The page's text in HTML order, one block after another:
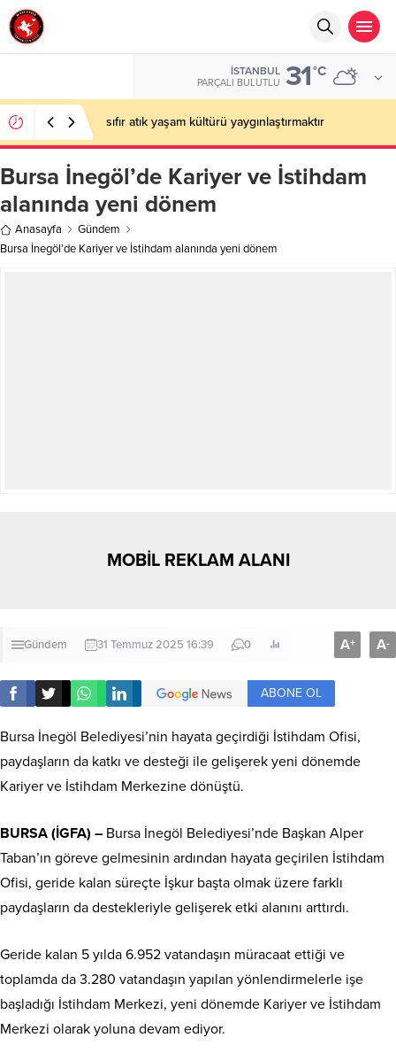
İSTANBUL
PARÇALI BULUTLU 31°C
sıfır atık yaşam kültürü yaygınlaştırmaktır
Bursa İnegöl’de Kariyer ve İstihdam
alanında yeni dönem
Anasayfa
Gündem
Bursa İnegöl’de Kariyer ve İstihdam alanında yeni dönem
MOBİL REKLAM ALANI
Gündem 31 Temmuz 2025 16:39 0 A+ A-
ABONE OL
Bursa İnegöl Belediyesi’nin hayata geçirdiği İstihdam Ofisi,
paydaşların da katkı ve desteği ile gelişerek yeni dönemde
Kariyer ve İstihdam Merkezine dönüştü.
BURSA (İGFA) – Bursa İnegöl Belediyesi’nde Başkan Alper
Taban’ın göreve gelmesinin ardından hayata geçirilen İstihdam
Ofisi, geride kalan süreçte İşkur başta olmak üzere farklı
paydaşların da destekleriyle gelişerek etki alanını arttırdı.
Geride kalan 5 yılda 6.952 vatandaşın müracaat ettiği ve
toplamda da 3.280 vatandaşın yapılan yönlendirmelerle işe
başladığı İstihdam Merkezi, yeni dönemde Kariyer ve İstihdam
Merkezi olarak yoluna devam ediyor.